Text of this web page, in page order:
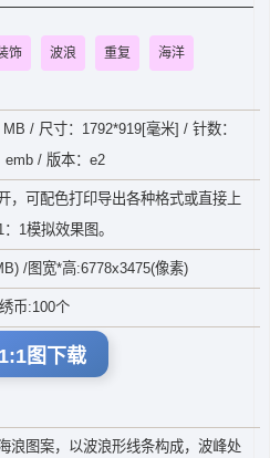
饰 波浪 重复 海洋
/ 尺寸：1792*919[毫米] / 针数：
emb / 版本：e2
，可配色打印导出各种格式或直接上
1模拟效果图。
/图宽*高:6778x3475(像素)
币:100个
1:1图下载
浪图案，以波浪形线条构成，波峰处